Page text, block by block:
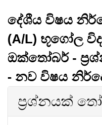
දේශීය විෂය
(A/L) භූගෝල
ඔක්තෝබර් -
- නව විෂය
ප්‍රශ්නයක්